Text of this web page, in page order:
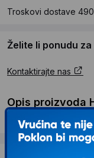
Troskovi dostave 490
Želite li ponudu
Kontaktirajte nas
Opis proizvoda